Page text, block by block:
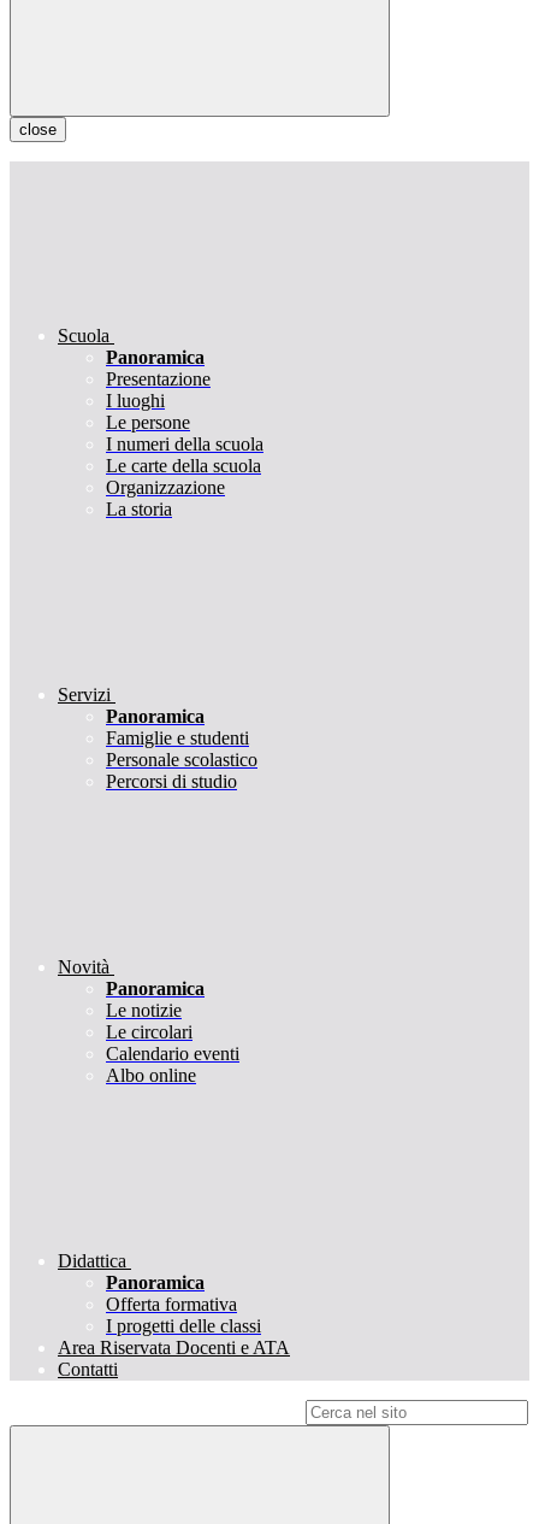
close
Scuola
Panoramica
Presentazione
I luoghi
Le persone
I numeri della scuola
Le carte della scuola
Organizzazione
La storia
Servizi
Panoramica
Famiglie e studenti
Personale scolastico
Percorsi di studio
Novità
Panoramica
Le notizie
Le circolari
Calendario eventi
Albo online
Didattica
Panoramica
Offerta formativa
I progetti delle classi
Area Riservata Docenti e ATA
Contatti